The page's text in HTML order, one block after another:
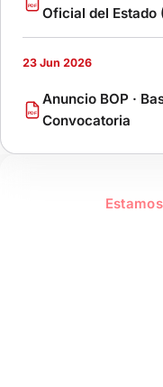
PDF
Oficial del Estado
23 Jun 2026
PDF
Anuncio BOP ·
Convocatoria